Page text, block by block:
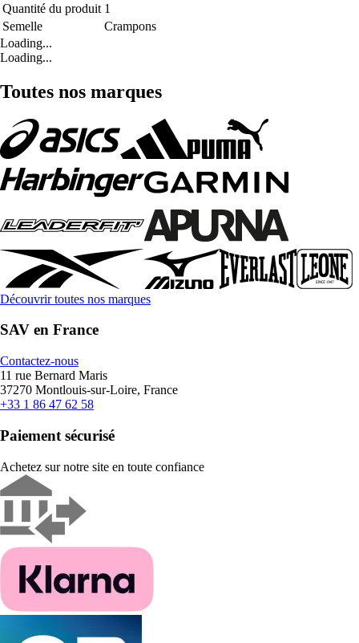
Quantité du produit 1
Semelle
Crampons
Loading...
Loading...
Toutes nos marques
Découvrir toutes nos marques
SAV en France
Contactez-nous
11 rue Bernard Maris
37270 Montlouis-sur-Loire, France
+33 1 86 47 62 58
Paiement sécurisé
Achetez sur notre site en toute confiance